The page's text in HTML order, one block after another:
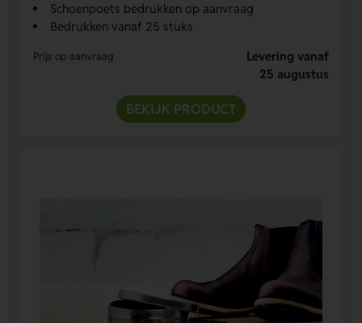
Schoenpoets bedrukken op aanvraag
Bedrukken vanaf 25 stuks
Prijs op aanvraag
Levering vanaf
25 augustus
BEKIJK PRODUCT